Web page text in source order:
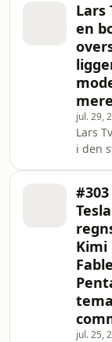
med
cloud-
blev
og
og så
sige
er
Lars
en
mere
jul. 29,
Lars
i den
hans
tjener
billige
Kimi
jul. 25,